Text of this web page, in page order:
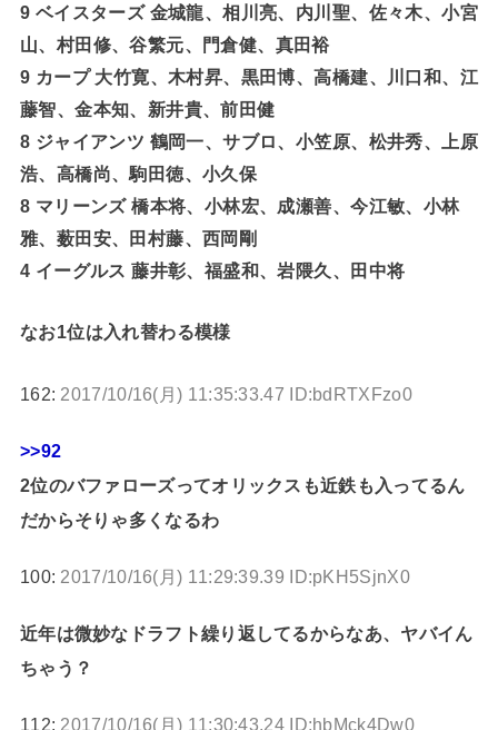
9 ベイスターズ 金城龍、相川亮、内川聖、佐々木、小宮
山、村田修、谷繁元、門倉健、真田裕
9 カープ 大竹寛、木村昇、黒田博、高橋建、川口和、江
藤智、金本知、新井貴、前田健
8 ジャイアンツ 鶴岡一、サブロ、小笠原、松井秀、上原
浩、高橋尚、駒田徳、小久保
8 マリーンズ 橋本将、小林宏、成瀬善、今江敏、小林
雅、薮田安、田村藤、西岡剛
4 イーグルス 藤井彰、福盛和、岩隈久、田中将
なお1位は入れ替わる模様
162: 2017/10/16(月) 11:35:33.47 ID:bdRTXFzo0
>>92
2位のバファローズってオリックスも近鉄も入ってるん
だからそりゃ多くなるわ
100: 2017/10/16(月) 11:29:39.39 ID:pKH5SjnX0
近年は微妙なドラフト繰り返してるからなあ、ヤバイん
ちゃう？
112: 2017/10/16(月) 11:30:43.24 ID:hbMck4Dw0